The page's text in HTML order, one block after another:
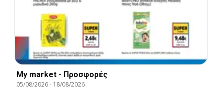
My market - Προσφορές
05/08/2026- 18/08/2026